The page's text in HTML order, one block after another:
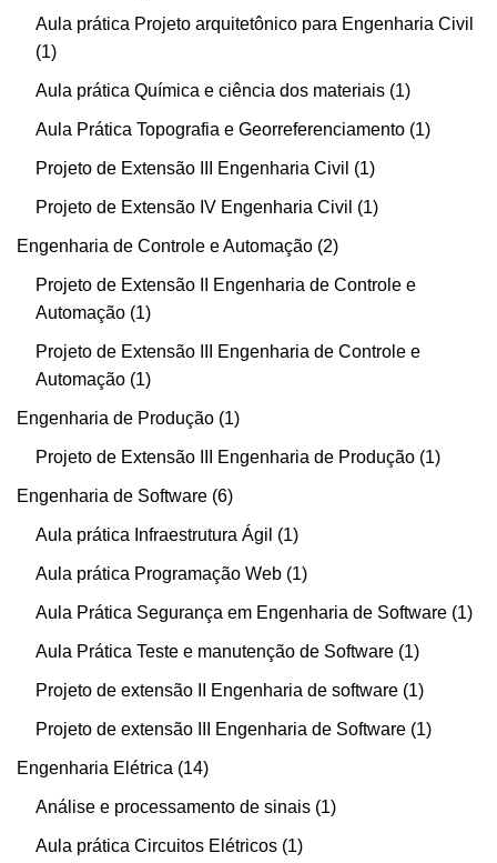
Aula prática Projeto arquitetônico para Engenharia Civil
1
Aula prática Química e ciência dos materiais 1
Aula Prática Topografia e Georreferenciamento 1
Projeto de Extensão III Engenharia Civil 1
Projeto de Extensão IV Engenharia Civil 1
Engenharia de Controle e Automação 2
Projeto de Extensão II Engenharia de Controle e
Automação 1
Projeto de Extensão III Engenharia de Controle e
Automação 1
Engenharia de Produção 1
Projeto de Extensão III Engenharia de Produção 1
Engenharia de Software 6
Aula prática Infraestrutura Ágil 1
Aula prática Programação Web 1
Aula Prática Segurança em Engenharia de Software 1
Aula Prática Teste e manutenção de Software 1
Projeto de extensão II Engenharia de software 1
Projeto de extensão III Engenharia de Software 1
Engenharia Elétrica 14
Análise e processamento de sinais 1
Aula prática Circuitos Elétricos 1